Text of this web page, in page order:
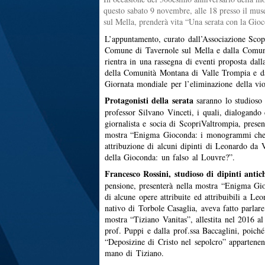
questo sabato 9 novembre, alle 18 presso il
sul Mella, prenderà vita “Una serata con la
L’appuntamento, curato dall’Associazione
Comune di Tavernole sul Mella e dalla
rientra in una rassegna di eventi proposta
della Comunità Montana di Valle Trompia e
Giornata mondiale per l’eliminazione della
Protagonisti della seratasaranno lo studioso
professor Silvano Vinceti, i quali,
giornalista e socia di ScopriValtrompia,
mostra “Enigma Gioconda: i monogrammi
attribuzione di alcuni dipinti di Leonardo
della Gioconda: un falso al Louvre?”.
Francesco Rossini, studioso di dipinti
pensione, presenterà nella mostra “Enigma
di alcune opere attribuite ed attribuibili a
nativo di Torbole Casaglia, aveva fatto
mostra “Tiziano Vanitas”, allestita nel 2016
prof. Puppi e dalla prof.ssa Baccaglini,
“Deposizine di Cristo nel sepolcro”
mano di Tiziano.